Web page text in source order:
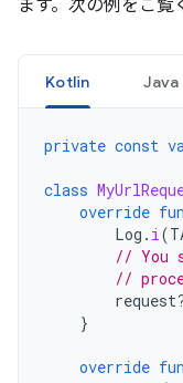
ます。次の例をご覧
Kotlin Java
private const
class
override fun
Log . i(
// You
//
request
}
override fun